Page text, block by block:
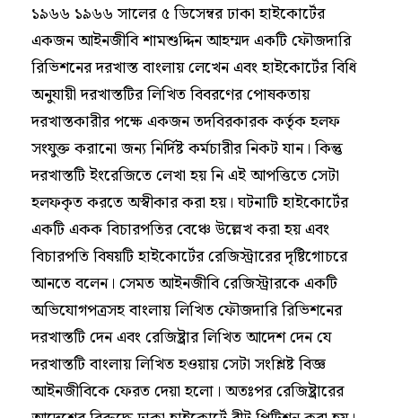
১৯৬৬ ১৯৬৬ সালের ৫ ডিসেম্বর ঢাকা হাইকোর্টের
একজন আইনজীবি শামশুদ্দিন আহম্মদ একটি ফৌজদারি
রিভিশনের দরখাস্ত বাংলায় লেখেন এবং হাইকোর্টের বিধি
অনুযায়ী দরখাস্তটির লিখিত বিবরণের পোষকতায়
দরখাস্তকারীর পক্ষে একজন তদবিরকারক কর্তৃক হলফ
সংযুক্ত করানো জন্য নির্দিষ্ট কর্মচারীর নিকট যান। কিন্তু
দরখাস্তটি ইংরেজিতে লেখা হয় নি এই আপত্তিতে সেটা
হলফকৃত করতে অস্বীকার করা হয়। ঘটনাটি হাইকোর্টের
একটি একক বিচারপতির বেঞ্চে উল্লেখ করা হয় এবং
বিচারপতি বিষয়টি হাইকোর্টের রেজিস্ট্রারের দৃষ্টিগোচরে
আনতে বলেন। সেমত আইনজীবি রেজিস্ট্রারকে একটি
অভিযোগপত্রসহ বাংলায় লিখিত ফৌজদারি রিভিশনের
দরখাস্তটি দেন এবং রেজিষ্ট্রার লিখিত আদেশ দেন যে
দরখাস্তটি বাংলায় লিখিত হওয়ায় সেটা সংশ্লিষ্ট বিজ্ঞ
আইনজীবিকে ফেরত দেয়া হলো। অতঃপর রেজিষ্ট্রারের